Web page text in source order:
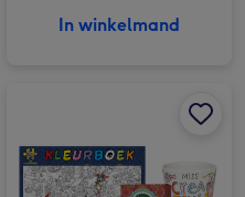
In winkelmand